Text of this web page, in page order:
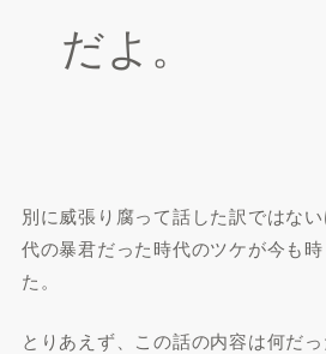
だよ。
別に威張り腐って話した訳ではな
代の暴君だった時代のツケが今も
た。
とりあえず、この話の内容は何だっ